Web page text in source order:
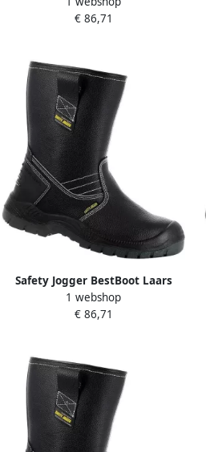
€ 86,71
Safety Jogger BestBoot Laars
Hoog S3 Zwart 00.118.032.45
1 webshop
€ 86,71